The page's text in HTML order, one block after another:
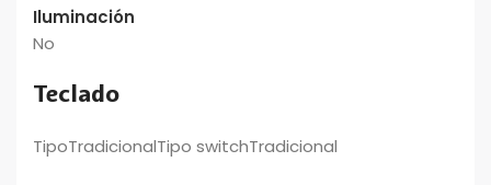
Iluminación
No
Teclado
TipoTradicionalTipo switchTradicional